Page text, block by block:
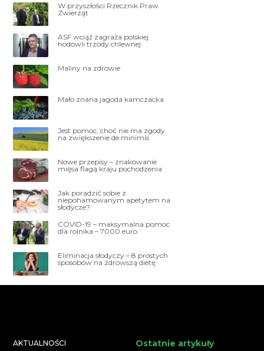
W przyszłości Rzecznik Praw
Zwierząt
ASF wciąż zagraża polskiej
hodowli trzody chlewnej
Maliny na zdrowie
Mało znana jagoda kamczacka
Jest pomoc, choć nie ma zgody
na zwiększenie de minimis
Nowe przepisy – znakowanie
mięsa flagą kraju pochodzenia
Jak poradzić sobie z
niepohamowanym apetytem na
słodycze?
COVID-19 – maksymalna pomoc
dla rolnika – 7000 euro
Eliminacja słodyczy – 8 prostych
sposobów na zdrowszą dietę
AKTUALNOŚCI
Ostatnie artykuły